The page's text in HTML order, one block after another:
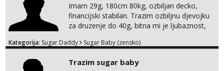
Imam 29g, 180cm 80kg, ozbiljan decko,
financijski stabilan. Trazim ozbiljnu djevojku
za druzenje do 40g, bitna mi je ljubaznost,
predstavis sa opisom i slikom, o nagradi
Kategorija: Sugar Daddy Sugar Baby (zensko)
Trazim sugar baby